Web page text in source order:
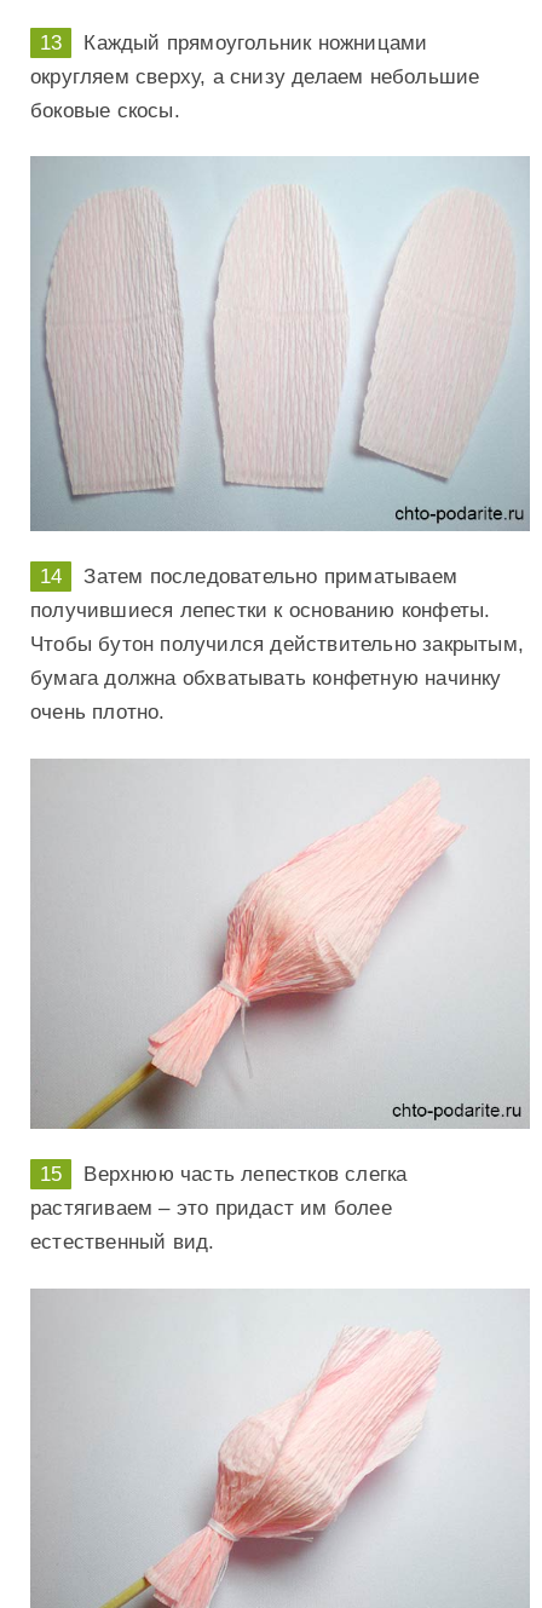
Каждый прямоугольник ножницами
округляем сверху, а снизу делаем небольшие
боковые скосы.
Затем последовательно приматываем
получившиеся лепестки к основанию конфеты.
Чтобы бутон получился действительно закрытым,
бумага должна обхватывать конфетную начинку
очень плотно.
Верхнюю часть лепестков слегка
растягиваем – это придаст им более
естественный вид.